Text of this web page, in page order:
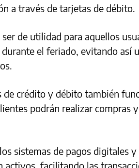
a través de tarjetas de débito.
ser de utilidad para aquellos
el feriado, evitando así
de crédito y débito también
podrán realizar compras
sistemas de pagos digitales
activos, facilitando las